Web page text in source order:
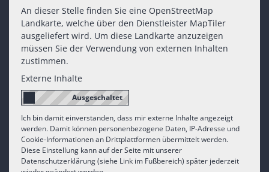
An dieser Stelle finden Sie eine OpenStreetMap
Landkarte, welche über den Dienstleister MapTiler
ausgeliefert wird. Um diese Landkarte anzuzeigen
müssen Sie der Verwendung von externen Inhalten
zustimmen.
Externe Inhalte
Ich bin damit einverstanden, dass mir externe Inhalte angezeigt
werden. Damit können personenbezogene Daten, IP-Adresse und
Cookie-Informationen an Drittplattformen übermittelt werden.
Diese Einstellung kann auf der Seite mit unserer
Datenschutzerklärung (siehe Link im Fußbereich) später jederzeit